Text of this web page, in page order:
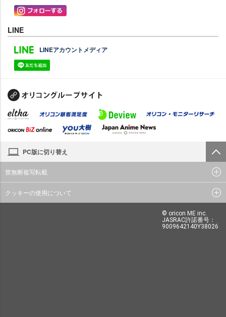
LINE
LINEアカウントメディア
PC版に切り替え
禁無断複写転載
クッキーの使用について
© oricon ME inc.
JASRAC許諾番号：
9009642140Y38026